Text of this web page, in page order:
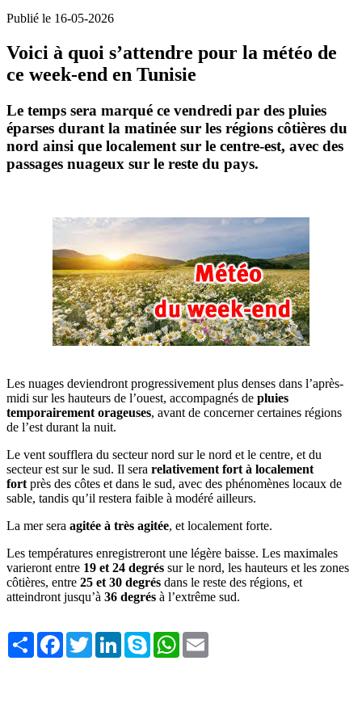
Publié le 16-05-2026
Voici à quoi s’attendre pour la météo de
ce week-end en Tunisie
Le temps sera marqué ce vendredi par des pluies
éparses durant la matinée sur les régions côtières du
nord ainsi que localement sur le centre-est, avec des
passages nuageux sur le reste du pays.
Les nuages deviendront progressivement plus denses dans l’après-
midi sur les hauteurs de l’ouest, accompagnés de pluies
temporairement orageuses, avant de concerner certaines régions
de l’est durant la nuit.
Le vent soufflera du secteur nord sur le nord et le centre, et du
secteur est sur le sud. Il sera relativement fort à localement
fort près des côtes et dans le sud, avec des phénomènes locaux de
sable, tandis qu’il restera faible à modéré ailleurs.
La mer sera agitée à très agitée, et localement forte.
Les températures enregistreront une légère baisse. Les maximales
varieront entre 19 et 24 degrés sur le nord, les hauteurs et les zones
côtières, entre 25 et 30 degrés dans le reste des régions, et
atteindront jusqu’à 36 degrés à l’extrême sud.
Share FacebookTwitterLinkedInSkype WhatsApp